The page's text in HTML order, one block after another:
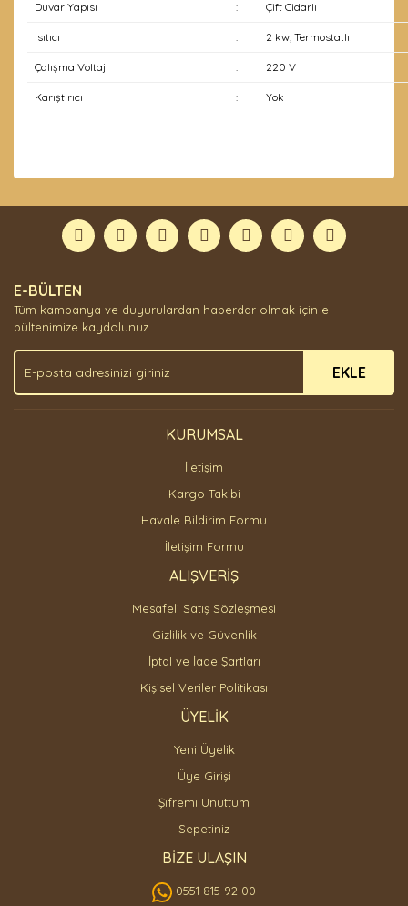
Duvar Yapısı : Çift Cidarlı
Isıtıcı : 2 kw, Termostatlı
Çalışma Voltajı : 220 V
Karıştırıcı : Yok
Yorum Yaz
formunu kullanarak tarafımıza iletebilirsiniz.
Görüş ve önerileriniz için teşekkür ederiz.
Ürün açıklamasında eksik bilgiler bulunuyor.
Ürün bilgilerinde hatalar bulunuyor.
Bu ürüne benzer farklı alternatifler olmalı.
Gönder
E-BÜLTEN
Tüm kampanya ve duyurulardan haberdar olmak için e-
bültenimize kaydolunuz.
EKLE
KURUMSAL
İletişim
Kargo Takibi
Havale Bildirim Formu
İletişim Formu
ALIŞVERİŞ
Mesafeli Satış Sözleşmesi
Gizlilik ve Güvenlik
İptal ve İade Şartları
Kişisel Veriler Politikası
ÜYELİK
Yeni Üyelik
Üye Girişi
Şifremi Unuttum
Sepetiniz
BİZE ULAŞIN
0551 815 92 00